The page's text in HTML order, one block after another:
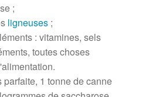
;
ligneuses ;
: vitamines, sels
toutes choses
parfaite, 1 tonnede canne